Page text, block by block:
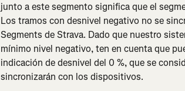
junto a este segmento significa que el
Los tramos con desnivel negativo no se
Segments de Strava. Dado que nuestro
mínimo nivel negativo, ten en cuenta que
indicación de desnivel del 0 %, que se
sincronizarán con los dispositivos.